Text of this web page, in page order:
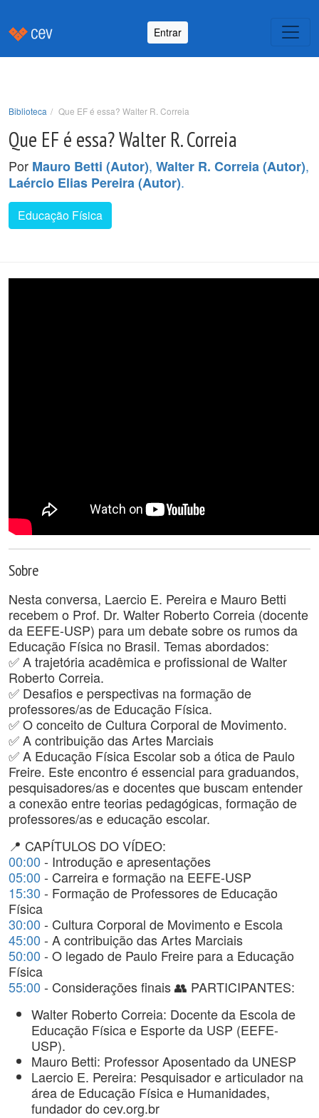
Entrar
Biblioteca Que EF é essa? Walter R. Correia
Que EF é essa? Walter R. Correia
Por Mauro Betti (Autor), Walter R. Correia (Autor),
Laércio Elias Pereira (Autor).
Educação Física
Sobre
Nesta conversa, Laercio E. Pereira e Mauro Betti
recebem o Prof. Dr. Walter Roberto Correia (docente
da EEFE-USP) para um debate sobre os rumos da
Educação Física no Brasil. Temas abordados:
✅ A trajetória acadêmica e profissional de Walter
Roberto Correia.
✅ Desafios e perspectivas na formação de
professores/as de Educação Física.
✅ O conceito de Cultura Corporal de Movimento.
✅ A contribuição das Artes Marciais
✅ A Educação Física Escolar sob a ótica de Paulo
Freire. Este encontro é essencial para graduandos,
pesquisadores/as e docentes que buscam entender
a conexão entre teorias pedagógicas, formação de
professores/as e educação escolar.
📍 CAPÍTULOS DO VÍDEO:
00:00 - Introdução e apresentações
05:00 - Carreira e formação na EEFE-USP
15:30 - Formação de Professores de Educação
Física
30:00 - Cultura Corporal de Movimento e Escola
45:00 - A contribuição das Artes Marciais
50:00 - O legado de Paulo Freire para a Educação
Física
55:00 - Considerações finais 👥 PARTICIPANTES:
Walter Roberto Correia: Docente da Escola de
Educação Física e Esporte da USP (EEFE-
USP).
Mauro Betti: Professor Aposentado da UNESP
Laercio E. Pereira: Pesquisador e articulador na
área de Educação Física e Humanidades,
fundador do cev.org.br